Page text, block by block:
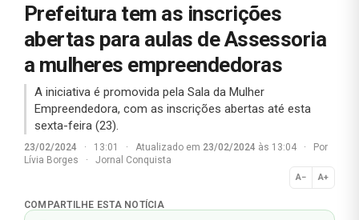
Prefeitura tem as inscrições
abertas para aulas de Assessoria
a mulheres empreendedoras
A iniciativa é promovida pela Sala da Mulher
Empreendedora, com as inscrições abertas até esta
sexta-feira (23).
23/02/2024 · 13:01 · Atualizado em 23/02/2024 às 13:04 ·
Por
Lívia Borges
· Jornal Conquista
A− A+
Normal
COMPARTILHE ESTA NOTÍCIA